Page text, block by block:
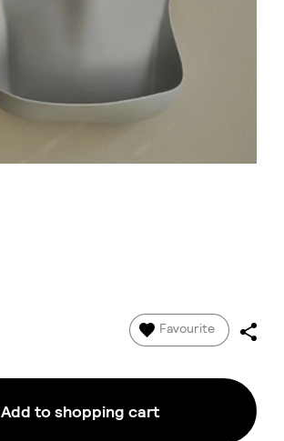
Favourite
Add to shopping cart